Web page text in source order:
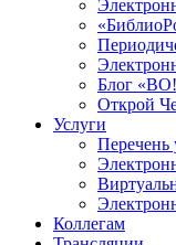
Блог
Открой
Услуги
Перечень
Коллегам